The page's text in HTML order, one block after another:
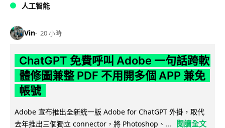
人工智能
Vin 20 小時
ChatGPT 免費呼叫 Adobe 一句話跨軟
體修圖兼整 PDF 不用開多個 APP 兼免
帳號
Adobe 宣布推出全新統一版 Adobe for ChatGPT 外掛，取代
去年推出三個獨立 connector，將 Photoshop、...
閱讀全文